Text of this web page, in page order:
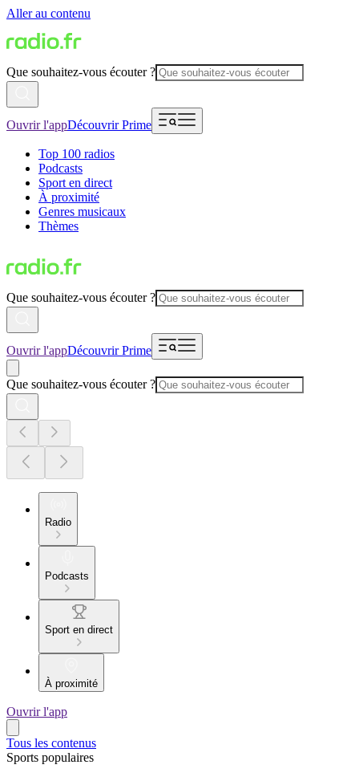
Aller au contenu
Que souhaitez-vous écouter ?
Ouvrir l'appDécouvrir Prime
Top 100 radios
Podcasts
Sport en direct
À proximité
Genres musicaux
Thèmes
Que souhaitez-vous écouter ?
Ouvrir l'appDécouvrir Prime
Que souhaitez-vous écouter ?
Radio
Podcasts
Sport en direct
À proximité
Ouvrir l'app
Tous les contenus
Sports populaires